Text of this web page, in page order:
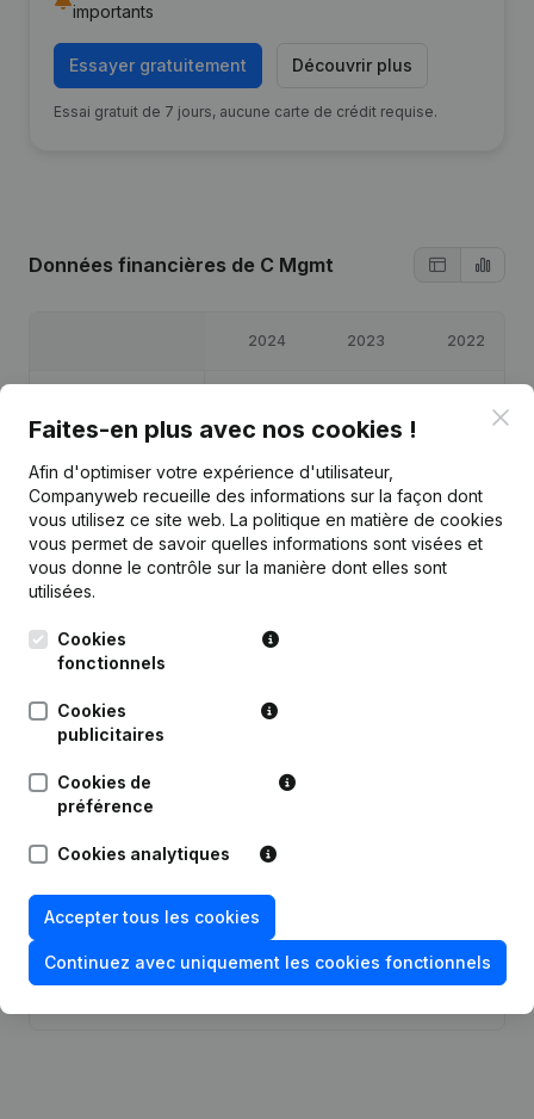
importants
Essayer gratuitement Découvrir plus
Essai gratuit de 7 jours, aucune carte de crédit requise.
Données financières de C Mgmt
2024 2023 2022
Marge brute €15 535 €36 502 € 41 302
Publicationsde C Mgmt
Date
26-06-2024 Siège Social
09-03-2023
Siège Social
16-12-2021
Rubrique Constitution (Nouvelle
Personne Morale, Ouverture
Faites-en plus avec nos cookies !
Afin d'optimiser votre expérience d'utilisateur,
Companyweb recueille des informations sur la façon dont
vous utilisez ce site web. La politique en matière de cookies
vous permet de savoir quelles informations sont visées et
vous donne le contrôle sur la manière dont elles sont
utilisées.
Cookies
fonctionnels
Cookies
publicitaires
Cookies de
préférence
Cookies analytiques
Accepter tous les cookies
Continuez avec uniquement les cookies fonctionnels